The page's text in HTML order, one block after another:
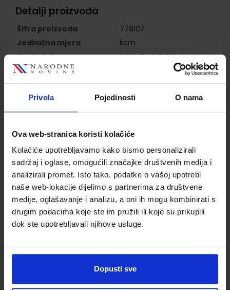
Privola Pojedinosti O nama
Ova web-stranica koristi kolačiće
Kolačiće upotrebljavamo kako bismo personalizirali
sadržaj i oglase, omogućili značajke društvenih medija i
analizirali promet. Isto tako, podatke o vašoj upotrebi
naše web-lokacije dijelimo s partnerima za društvene
medije, oglašavanje i analizu, a oni ih mogu kombinirati s
drugim podacima koje ste im pružili ili koje su prikupili
dok ste upotrebljavali njihove usluge.
Dopusti sve
Detalji proizvoda
Šifra proizvoda
779107
Jedinična mjera
kom
Nakladnik
NAKLADA LJEVAK d.o.o.
Autor
Wilfried Krenn Herbert
Puchta
Školski razred
80 VIŠE RAZREDA SŠ
Nastavni predmet
NJEMAČKI JEZIK
Reg br min
6250
Newsletter prijava